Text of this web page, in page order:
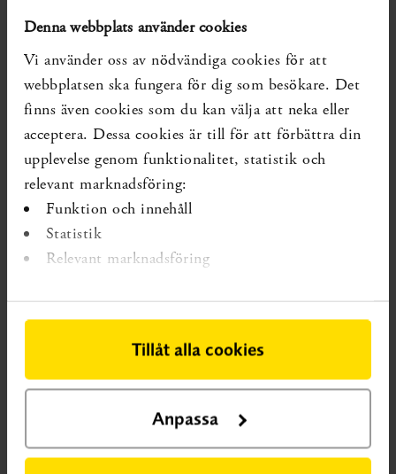
Denna webbplats använder cookies
Vi använder oss av nödvändiga cookies för att
webbplatsen ska fungera för dig som besökare. Det
finns även cookies som du kan välja att neka eller
acceptera. Dessa cookies är till för att förbättra din
upplevelse genom funktionalitet, statistik och
relevant marknadsföring:
Funktion och innehåll
Statistik
Relevant marknadsföring
Tillåt alla cookies
Anpassa
färre oplanerade sjukhusinläggningar samt lägre risk för
förtida död. Andra relevanta utfall såsom
sjukdomsspecifik symtomskattning,
läkemedelsföljsamhet eller patientnöjdhet undersöktes
inte i de båda översikterna. Det går inte att uttala sig om
orsakssamband mellan kontinuitet och undersökta utfall
på grund av studiedesignen på primärstudierna
inkluderade i de systematiska översikterna. Författarnas
slutsatser har inte analyserats utifrån svenska
förhållanden. Upplysningstjänsten har även identifierat
sex relevanta systematiska översikter som bedömts ha
hög risk för bias. Författarnas slutsatser från dessa
översikter redovisas därför inte i svaret.
Faktaruta 1. Om SBU:s
upplysningstjänst.